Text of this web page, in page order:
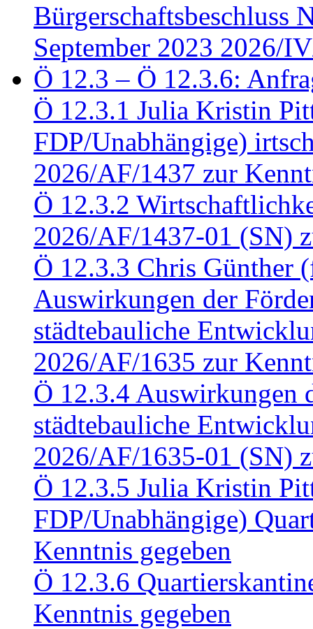
Bürgerschaftsbeschluss
September 2023 2026/
Ö 12.3 – Ö 12.3.6:
Ö 12.3.1 Julia Kristin
FDP/Unabhängige)
2026/AF/1437 zur
Ö 12.3.2
2026/AF/1437-01 (SN)
Ö 12.3.3 Chris Günther
Auswirkungen der
städtebauliche
2026/AF/1635 zur
Ö 12.3.4 Auswirkungen
städtebauliche
2026/AF/1635-01 (SN)
Ö 12.3.5 Julia Kristin
FDP/Unabhängige)
Kenntnis gegeben
Ö 12.3.6
Kenntnis gegeben